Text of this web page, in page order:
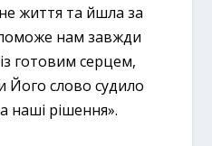
життя та йшла за
нам завжди
готовим серцем,
Його слово судило
наші рішення».